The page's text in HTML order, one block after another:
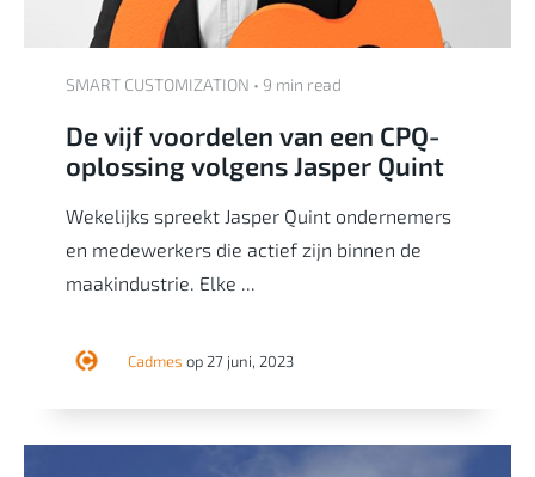
SMART CUSTOMIZATION • 9 min read
De vijf voordelen van een CPQ-
oplossing volgens Jasper Quint
Wekelijks spreekt Jasper Quint ondernemers
en medewerkers die actief zijn binnen de
maakindustrie. Elke ...
Cadmes op 27 juni, 2023